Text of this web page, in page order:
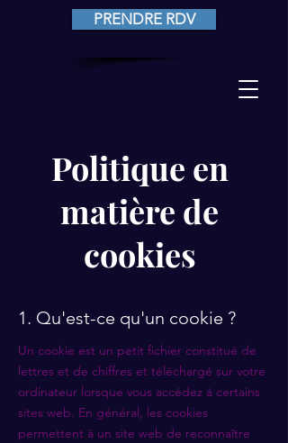
PRENDRE RDV
Politique en
matière de
cookies
1. Qu'est-ce qu'un cookie ?
Un cookie est un petit fichier constitué de
lettres et de chiffres et téléchargé sur votre
ordinateur lorsque vous accédez à certains
sites web. En général, les cookies
permettent à un site web de reconnaître